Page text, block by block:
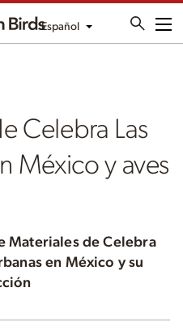
Español
Celebra Las
México y aves
Materiales de Celebra
en México y su